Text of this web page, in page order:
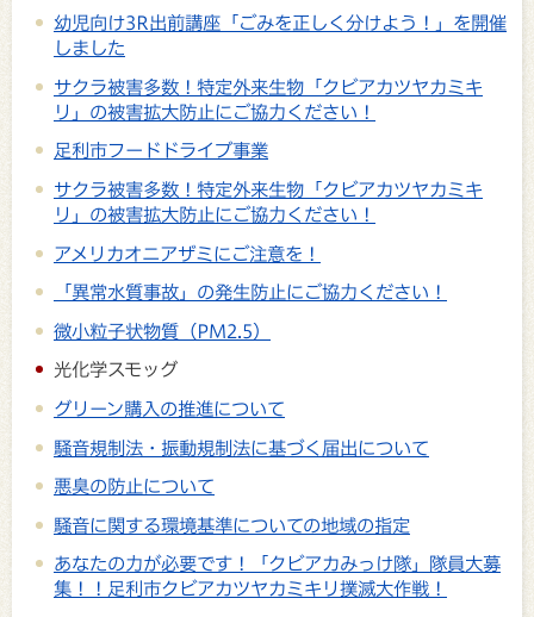
幼児向け3R出前講座「ごみを正しく分けよう！」を開催
しました
サクラ被害多数！特定外来生物「クビアカツヤカミキ
リ」の被害拡大防止にご協力ください！
足利市フードドライブ事業
サクラ被害多数！特定外来生物「クビアカツヤカミキ
リ」の被害拡大防止にご協力ください！
アメリカオニアザミにご注意を！
「異常水質事故」の発生防止にご協力ください！
微小粒子状物質（PM2.5）
光化学スモッグ
グリーン購入の推進について
騒音規制法・振動規制法に基づく届出について
悪臭の防止について
騒音に関する環境基準についての地域の指定
あなたの力が必要です！「クビアカみっけ隊」隊員大募
集！！足利市クビアカツヤカミキリ撲滅大作戦！